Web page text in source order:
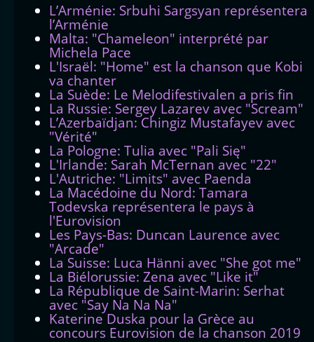
L’Arménie: Srbuhi Sargsyan représentera
l’Arménie
Malta: "Chameleon" interprété par
Michela Pace
L'Israël: "Home" est la chanson que Kobi
va chanter
La Suède: Le Melodifestivalen a pris fin
La Russie: Sergey Lazarev avec "Scream"
L’Azerbaïdjan: Chingiz Mustafayev avec
"Vérité"
La Pologne: Tulia avec "Pali Się"
L'Irlande: Sarah McTernan avec "22"
L'Autriche: "Limits" avec Paenda
La Macédoine du Nord: Tamara
Todevska représentera le pays à
l'Eurovision
Les Pays-Bas: Duncan Laurence avec
"Arcade"
La Suisse: Luca Hänni avec "She got me"
La Biélorussie: Zena avec "Like it"
La République de Saint-Marin: Serhat
avec "Say Na Na Na"
Katerine Duska pour la Grèce au
concours Eurovision de la chanson 2019